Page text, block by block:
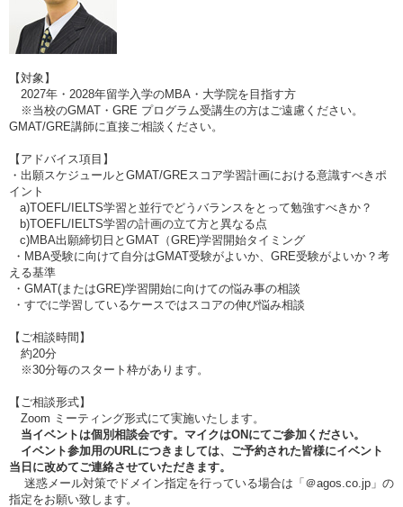
【対象】
2027年・2028年留学入学のMBA・大学院を目指す方
※当校のGMAT・GRE プログラム受講生の方はご遠慮ください。
GMAT/GRE講師に直接ご相談ください。
【アドバイス項目】
・出願スケジュールとGMAT/GREスコア学習計画における意識すべきポ
イント
a)TOEFL/IELTS学習と並行でどうバランスをとって勉強すべきか？
b)TOEFL/IELTS学習の計画の立て方と異なる点
c)MBA出願締切日とGMAT（GRE)学習開始タイミング
・MBA受験に向けて自分はGMAT受験がよいか、GRE受験がよいか？考
える基準
・GMAT(またはGRE)学習開始に向けての悩み事の相談
・すでに学習しているケースではスコアの伸び悩み相談
【ご相談時間】
約20分
※30分毎のスタート枠があります。
【ご相談形式】
Zoom ミーティング形式にて実施いたします。
当イベントは個別相談会です。マイクはONにてご参加ください。
イベント参加用のURLにつきましては、ご予約された皆様にイベント
当日に改めてご連絡させていただきます。
迷惑メール対策でドメイン指定を行っている場合は「＠agos.co.jp」の
指定をお願い致します。